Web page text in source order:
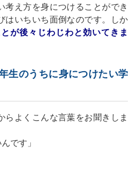
考え方を身につけることができ
はいちいち面倒なのです。しか
が後々じわじわと効いてきま
生のうちに身につけたい学
よくこんな言葉をお聞きしま
です」